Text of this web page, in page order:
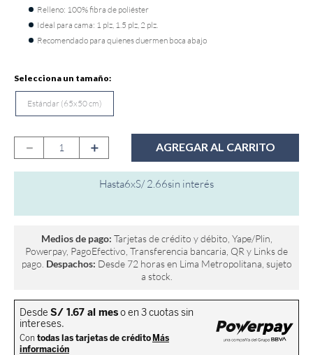
Relleno: 100% fibra de poliéster
Ideal para cama: 1 plz, 1.5 plz, 2 plz.
Recomendado para quienes duermen boca abajo
Estándar (65x50 cm)
＋
－ AGREGAR AL CARRITO
Hasta6xS/ 2 66sin interés
Medios de pago: Tarjetas de crédito y débito, Yape/Plin,
Powerpay, PagoEfectivo, Transferencia bancaria, QR y Links de
pago. Despachos: Desde 72 horas en Lima Metropolitana, sujeto
a stock.
actibio
fiamma